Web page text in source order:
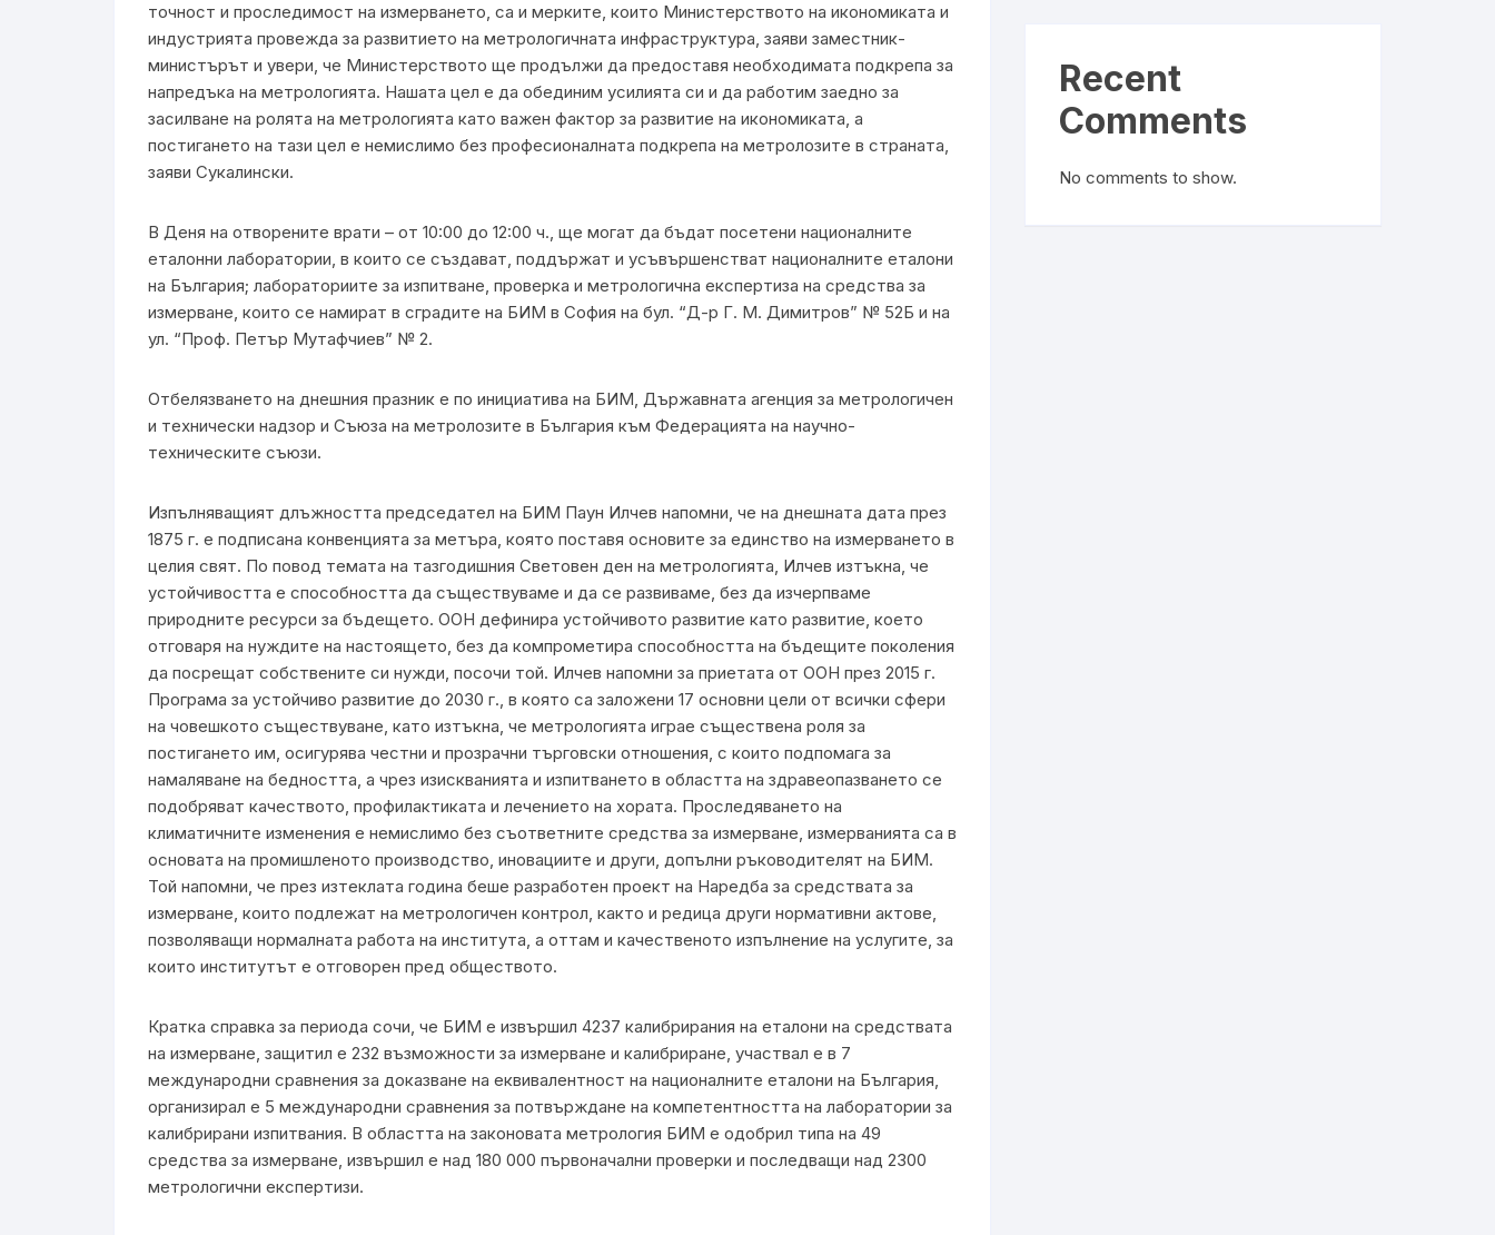
точност и проследимост на измерването, са и мерките, които Министерството на икономиката и
индустрията провежда за развитието на метрологичната инфраструктура, заяви заместник-
министърът и увери, че Министерството ще продължи да предоставя необходимата подкрепа за
напредъка на метрологията. Нашата цeл е да обединим усилията си и да работим заедно за
засилване на ролята на метрологията като важен фактор за развитие на икономиката, а
постигането на тази цел е немислимо без професионалната подкрепа на метролозите в страната,
заяви Сукалински.
В Деня на отворените врати – от 10:00 до 12:00 ч., ще могат да бъдат посетени националните
еталонни лаборатории, в които се създават, поддържат и усъвършенстват националните еталони
на България; лабораториите за изпитване, проверка и метрологична експертиза на средства за
измерване, които се намират в сградите на БИМ в София на бул. “Д-р Г. М. Димитров” № 52Б и на
ул. “Проф. Петър Мутафчиев” № 2.
Отбелязването на днешния празник е по инициатива на БИМ, Държавната агенция за метрологичен
и технически надзор и Съюза на метролозите в България към Федерацията на научно-
техническите съюзи.
Изпълняващият длъжността председател на БИМ Паун Илчев напомни, че на днешната дата през
1875 г. е подписана конвенцията за метъра, която поставя основите за единство на измерването в
целия свят. По повод темата на тазгодишния Световен ден на метрологията, Илчев изтъкна, че
устойчивостта е способността да съществуваме и да се развиваме, без да изчерпваме
природните ресурси за бъдещето. ООН дефинира устойчивото развитие като развитие, което
отговаря на нуждите на настоящето, без да компрометира способността на бъдещите поколения
да посрещат собствените си нужди, посочи той. Илчев напомни за приетата от ООН през 2015 г.
Програма за устойчиво развитие до 2030 г., в която са заложени 17 основни цели от всички сфери
на човешкото съществуване, като изтъкна, че метрологията играе съществена роля за
постигането им, осигурява честни и прозрачни търговски отношения, с които подпомага за
намаляване на бедността, а чрез изискванията и изпитването в областта на здравеопазването се
подобряват качеството, профилактиката и лечението на хората. Проследяването на
климатичните изменения е немислимо без съответните средства за измерване, измерванията са в
основата на промишленото производство, иновациите и други, допълни ръководителят на БИМ.
Той напомни, че през изтеклата година беше разработен проект на Наредба за средствата за
измерване, които подлежат на метрологичен контрол, както и редица други нормативни актове,
позволяващи нормалната работа на института, а оттам и качественото изпълнение на услугите, за
които институтът е отговорен пред обществото.
Кратка справка за периода сочи, че БИМ е извършил 4237 калибрирания на еталони на средствата
на измерване, защитил е 232 възможности за измерване и калибриране, участвал е в 7
международни сравнения за доказване на еквивалентност на националните еталони на България,
организирал е 5 международни сравнения за потвърждане на компетентността на лаборатории за
калибрирани изпитвания. В областта на законовата метрология БИМ е одобрил типа на 49
средства за измерване, извършил е над 180 000 първоначални проверки и последващи над 2300
метрологични експертизи.
Recent
Comments
No comments to show.